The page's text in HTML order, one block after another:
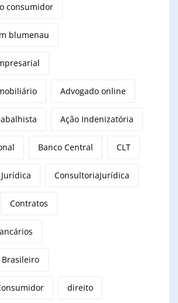
consumidor
blumenau
Advogado online
Ação Indenizatória
Banco Central CLT
ConsultoriaJurídica
Contratos
Brasileiro
direito